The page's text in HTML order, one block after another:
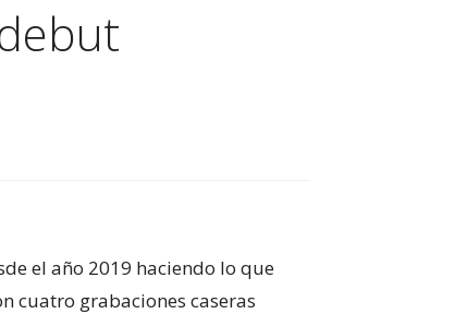
el año 2019 haciendo lo que
cuatro grabaciones caseras